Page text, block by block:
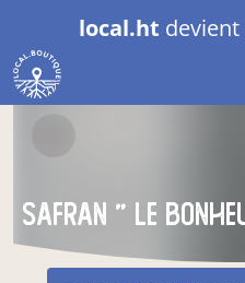
local.ht devient